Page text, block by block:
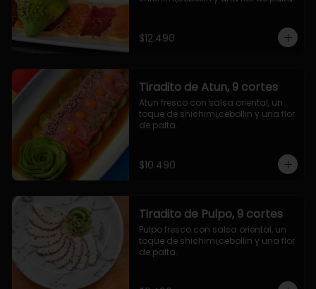
$12.490
Tiradito de Atun, 9 cortes
Atun fresco con salsa oriental, un
toque de shichimi,cebollin y una flor
de palta.
$10.490
Tiradito de Pulpo, 9 cortes
Pulpo fresco con salsa oriental, un
toque de shichimi,cebollin y una flor
de palta.